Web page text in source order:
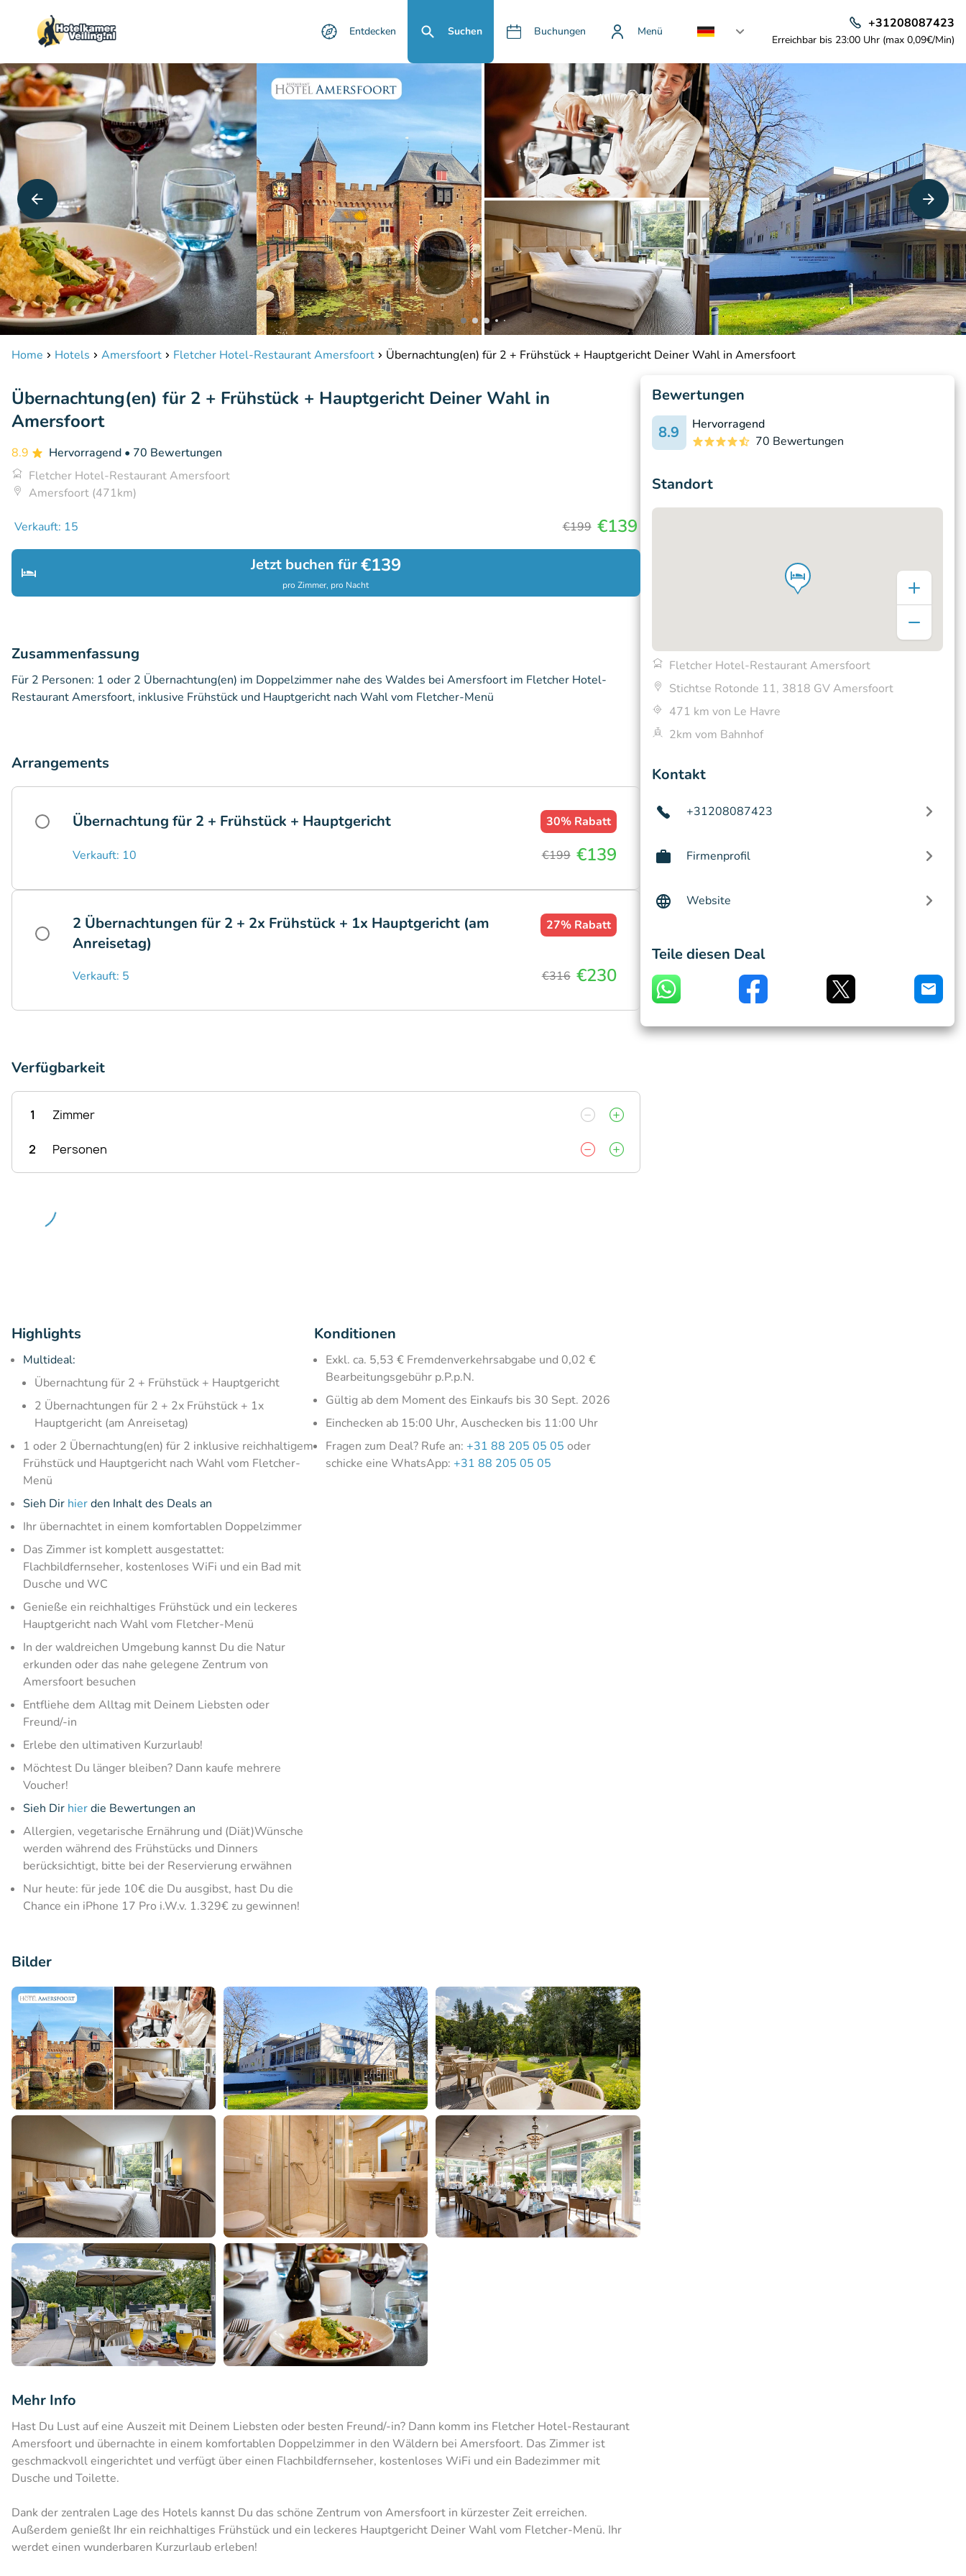
Entdecken Suchen Buchungen Menü
+31208087423
Erreichbar bis 23:00 Uhr (max 0,09€/Min)
Home Hotels Amersfoort Fletcher Hotel-Restaurant Amersfoort Übernachtung(en) für 2 + Frühstück + Hauptgericht Deiner Wahl in Amersfoort
Übernachtung(en) für 2 + Frühstück + Hauptgericht Deiner Wahl in
Amersfoort
8.9 Hervorragend • 70 Bewertungen
Fletcher Hotel-Restaurant Amersfoort
Amersfoort (471km)
Verkauft: 15 €199 €139
Jetzt buchen für€139
pro Zimmer, pro Nacht
Zusammenfassung
Für 2 Personen: 1 oder 2 Übernachtung(en) im Doppelzimmer nahe des Waldes bei Amersfoort im Fletcher Hotel-
Restaurant Amersfoort, inklusive Frühstück und Hauptgericht nach Wahl vom Fletcher-Menü
Arrangements
Übernachtung für 2 + Frühstück + Hauptgericht 30% Rabatt
Verkauft: 10 €199 €139
2 Übernachtungen für 2 + 2x Frühstück + 1x Hauptgericht (am
Anreisetag)
27% Rabatt
Verkauft: 5 €316 €230
Verfügbarkeit
1 Zimmer
2 Personen
Highlights
Multideal:
Übernachtung für 2 + Frühstück + Hauptgericht
2 Übernachtungen für 2 + 2x Frühstück + 1x
Hauptgericht (am Anreisetag)
1 oder 2 Übernachtung(en) für 2 inklusive reichhaltigem
Frühstück und Hauptgericht nach Wahl vom Fletcher-
Menü
Sieh Dir hierden Inhalt des Deals an
Ihr übernachtet in einem komfortablen Doppelzimmer
Das Zimmer ist komplett ausgestattet:
Flachbildfernseher, kostenloses WiFi und ein Bad mit
Dusche und WC
Genieße ein reichhaltiges Frühstück und ein leckeres
Hauptgericht nach Wahl vom Fletcher-Menü
In der waldreichen Umgebung kannst Du die Natur
erkunden oder das nahe gelegene Zentrum von
Amersfoort besuchen
Entfliehe dem Alltag mit Deinem Liebsten oder
Freund/-in
Erlebe den ultimativen Kurzurlaub!
Möchtest Du länger bleiben? Dann kaufe mehrere
Voucher!
Sieh Dir hierdie Bewertungen an
Allergien, vegetarische Ernährung und (Diät)Wünsche
werden während des Frühstücks und Dinners
berücksichtigt, bitte bei der Reservierung erwähnen
Nur heute: für jede 10€ die Du ausgibst, hast Du die
Chance ein iPhone 17 Pro i.W.v. 1.329€ zu gewinnen!
Konditionen
Exkl. ca. 5,53 € Fremdenverkehrsabgabe und 0,02 €
Bearbeitungsgebühr p.P.p.N.
Gültig ab dem Moment des Einkaufs bis 30 Sept. 2026
Einchecken ab 15:00 Uhr, Auschecken bis 11:00 Uhr
Fragen zum Deal? Rufe an:+31 88 205 05 05 oder
schicke eine WhatsApp:+31 88 205 05 05
Bilder
Mehr Info
Hast Du Lust auf eine Auszeit mit Deinem Liebsten oder besten Freund/-in? Dann komm ins Fletcher Hotel-Restaurant
Amersfoort und übernachte in einem komfortablen Doppelzimmer in den Wäldern bei Amersfoort. Das Zimmer ist
geschmackvoll eingerichtet und verfügt über einen Flachbildfernseher, kostenloses WiFi und ein Badezimmer mit
Dusche und Toilette.
Dank der zentralen Lage des Hotels kannst Du das schöne Zentrum von Amersfoort in kürzester Zeit erreichen.
Außerdem genießt Ihr ein reichhaltiges Frühstück und ein leckeres Hauptgericht Deiner Wahl vom Fletcher-Menü. Ihr
werdet einen wunderbaren Kurzurlaub erleben!
Bewertungen
8.9
Hervorragend
70 Bewertungen
Standort
Fletcher Hotel-Restaurant Amersfoort
Stichtse Rotonde 11, 3818 GV Amersfoort
471 km von Le Havre
2km vom Bahnhof
Kontakt
+31208087423
Firmenprofil
Website
Teile diesen Deal